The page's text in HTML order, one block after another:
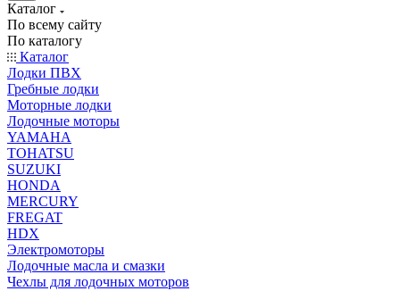
Каталог
По всему сайту
По каталогу
Каталог
Лодки ПВХ
Гребные лодки
Моторные лодки
Лодочные моторы
YAMAHA
TOHATSU
SUZUKI
HONDA
MERCURY
FREGAT
HDX
Электромоторы
Лодочные масла и смазки
Чехлы для лодочных моторов